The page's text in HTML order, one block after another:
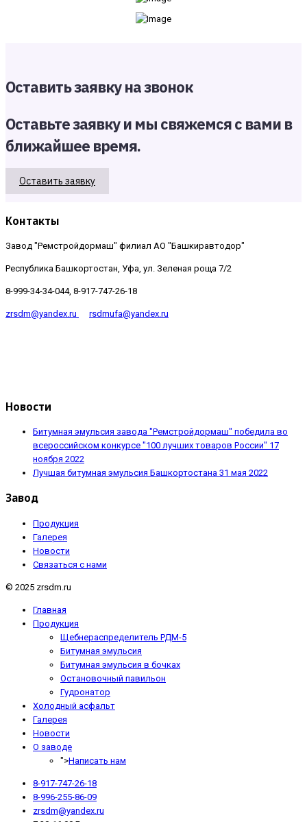
Оставить заявку на звонок
Оставьте заявку и мы свяжемся с вами в
ближайшее время.
Оставить заявку
Контакты
Завод "Ремстройдормаш" филиал АО "Башкиравтодор"
Республика Башкортостан, Уфа, ул. Зеленая роща 7/2
8-999-34-34-044, 8-917-747-26-18
zrsdm@yandex.ru rsdmufa@yandex.ru
Новости
Битумная эмульсия завода "Ремстройдормаш" победила во
всероссийском конкурсе "100 лучших товаров России" 17
ноября 2022
Лучшая битумная эмульсия Башкортостана 31 мая 2022
Завод
Продукция
Галерея
Новости
Связаться с нами
© 2025 zrsdm.ru
Главная
Продукция
Щебнераспределитель РДМ-5
Битумная эмульсия
Битумная эмульсия в бочках
Остановочный павильон
Гудронатор
Холодный асфальт
Галерея
Новости
О заводе
">Написать нам
8-917-747-26-18
8-996-255-86-09
zrsdm@yandex.ru